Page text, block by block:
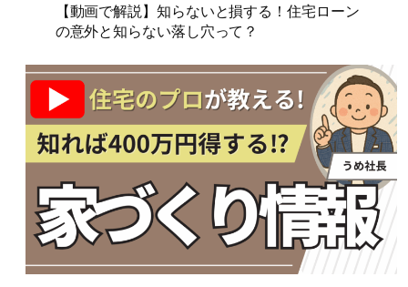
【動画で解説】知らないと損する！住宅ローン
の意外と知らない落し穴って？